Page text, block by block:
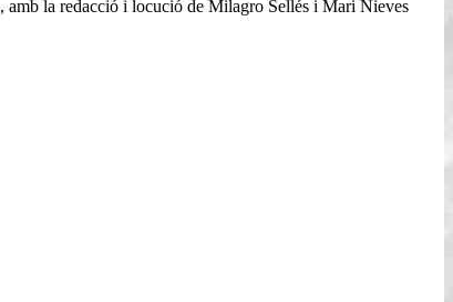
amb la redacció i locució de Milagro Sellés i Mari Nieves